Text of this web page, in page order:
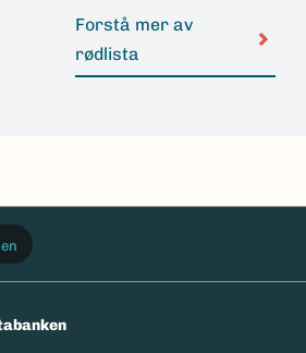
Forstå mer av
rødlista